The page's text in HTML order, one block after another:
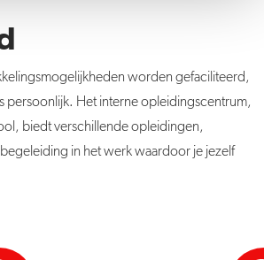
worden gefaciliteerd,
persoonlijk. Het interne opleidingscentrum,
biedt verschillende opleidingen,
in het werk waardoor je jezelf